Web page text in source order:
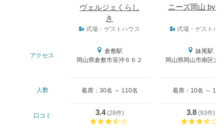
ヴェルジェくらし
き
ニーズ岡山 by
式場・ゲストハウス 式場・ゲストハ
アクセス
倉敷駅
岡山県倉敷市笹沖６６２
妹尾駅
岡山県岡山市南区大
人数 着席：30名 ～ 110名 着席：10名 ～ 120
口コミ 3.4(28件)
3.8(93件)